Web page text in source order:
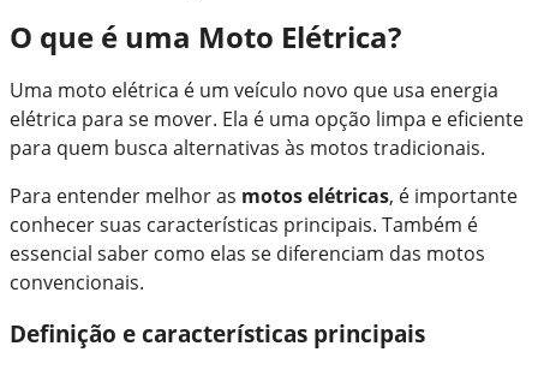
O que é uma Moto Elétrica?
Uma moto elétrica é um veículo novo que usa energia
elétrica para se mover. Ela é uma opção limpa e eficiente
para quem busca alternativas às motos tradicionais.
Para entender melhor as motos elétricas, é importante
conhecer suas características principais. Também é
essencial saber como elas se diferenciam das motos
convencionais.
Definição e características principais